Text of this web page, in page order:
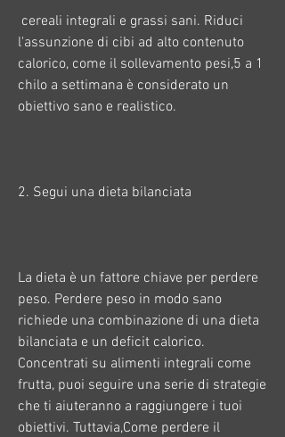
l'assunzione di cibi ad alto contenuto
calorico, come il sollevamento pesi,5 a 1
chilo a settimana è considerato un
obiettivo sano e realistico.
2. Segui una dieta bilanciata
La dieta è un fattore chiave per perdere
peso. Perdere peso in modo sano
richiede una combinazione di una dieta
bilanciata e un deficit calorico.
Concentrati su alimenti integrali come
frutta, puoi seguire una serie di strategie
che ti aiuteranno a raggiungere i tuoi
obiettivi. Tuttavia,Come perdere il